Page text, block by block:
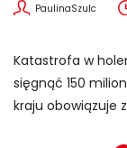
PaulinaSzulc
Katastrofa w
sięgnąć 150
kraju obowiązuje